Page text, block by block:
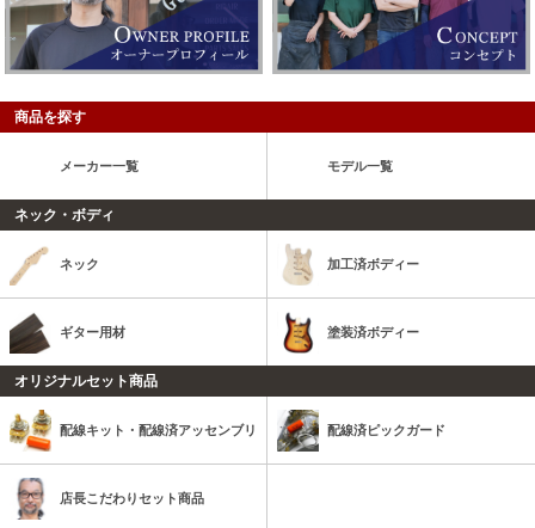
商品を探す
メーカー一覧 モデル一覧
ネック・ボディ
ネック 加工済ボディー
ギター用材 塗装済ボディー
オリジナルセット商品
配線キット・配線済アッセンブリ 配線済ピックガード
店長こだわりセット商品